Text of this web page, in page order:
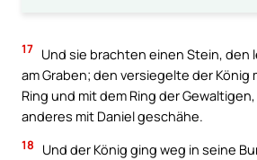
17 Und sie brachten einen Stein, den
am Graben; den versiegelte der König
Ring und mit dem Ring der
anderes mit Daniel geschähe.
18
Und der König ging weg in seine